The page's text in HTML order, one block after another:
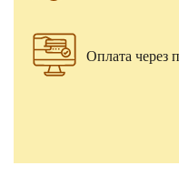
Оплата через